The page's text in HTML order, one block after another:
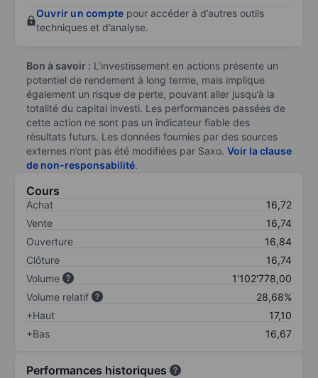
Ouvrir un compte pour accéder à d’autres outils
techniques et d’analyse.
Bon à savoir : L’investissement en actions présente un
potentiel de rendement à long terme, mais implique
également un risque de perte, pouvant aller jusqu’à la
totalité du capital investi. Les performances passées de
cette action ne sont pas un indicateur fiable des
résultats futurs. Les données fournies par des sources
externes n’ont pas été modifiées par Saxo. Voir la clause
de non-responsabilité.
Cours
Achat
16,72
Vente
16,74
Ouverture
16,84
Clôture
16,74
Volume
1'102'778,00
Volume relatif
28,68%
+Haut
17,10
+Bas
16,67
Performances historiques